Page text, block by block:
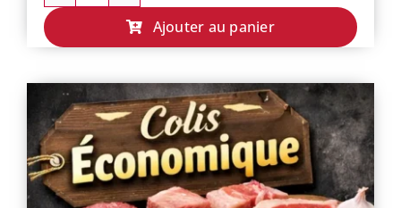
COLIS
👑
Ajouter au panier